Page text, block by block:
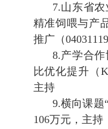
7.山东省
精准饲喂与产
推广（
8.产学合作
比优化提升（
主持
9.横向课题
106万元，主持